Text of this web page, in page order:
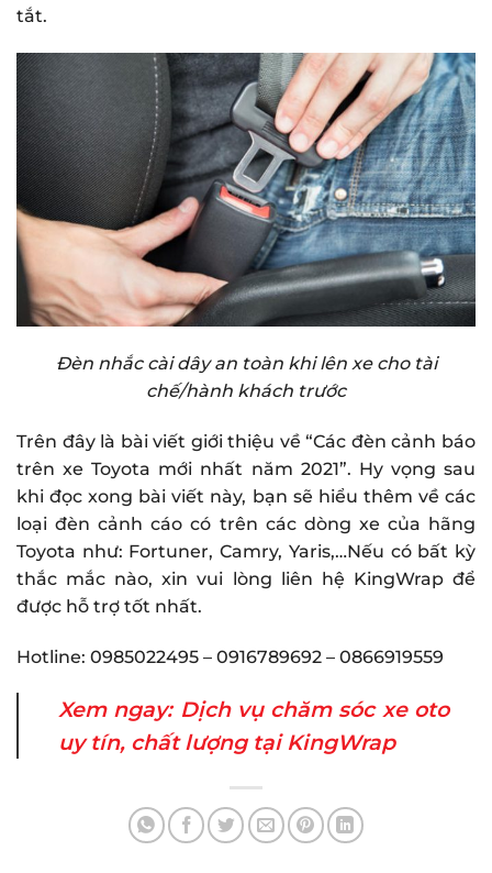
tắt.
Đèn nhắc cài dây an toàn khi lên xe cho tài
chế/hành khách trước
Trên đây là bài viết giới thiệu về “Các đèn cảnh báo
trên xe Toyota mới nhất năm 2021”. Hy vọng sau
khi đọc xong bài viết này, bạn sẽ hiểu thêm về các
loại đèn cảnh cáo có trên các dòng xe của hãng
Toyota như: Fortuner, Camry, Yaris,…Nếu có bất kỳ
thắc mắc nào, xin vui lòng liên hệ KingWrap để
được hỗ trợ tốt nhất.
Hotline: 0985022495 – 0916789692 – 0866919559
Xem ngay:Dịch vụ chăm sóc xe oto
uy tín, chất lượng tại KingWrap